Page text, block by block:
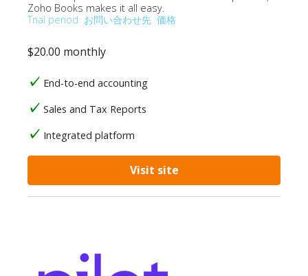
Zoho Books makes it all easy.
Trial period お問い合わせ先 価格
$20.00 monthly
End-to-end accounting
Sales and Tax Reports
Integrated platform
Visit site